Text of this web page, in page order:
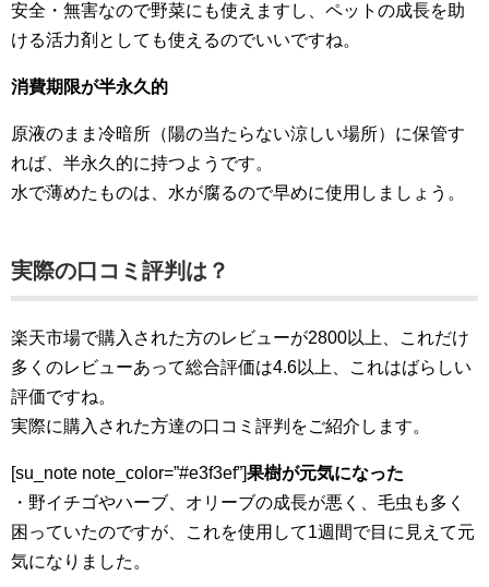
安全・無害なので野菜にも使えますし、ペットの成長を助
ける活力剤としても使えるのでいいですね。
消費期限が半永久的
原液のまま冷暗所（陽の当たらない涼しい場所）に保管す
れば、半永久的に持つようです。
水で薄めたものは、水が腐るので早めに使用しましょう。
実際の口コミ評判は？
楽天市場で購入された方のレビューが2800以上、これだけ
多くのレビューあって総合評価は4.6以上、これはばらしい
評価ですね。
実際に購入された方達の口コミ評判をご紹介します。
[su_note note_color=”#e3f3ef”]果樹が元気になった
・野イチゴやハーブ、オリーブの成長が悪く、毛虫も多く
困っていたのですが、これを使用して1週間で目に見えて元
気になりました。